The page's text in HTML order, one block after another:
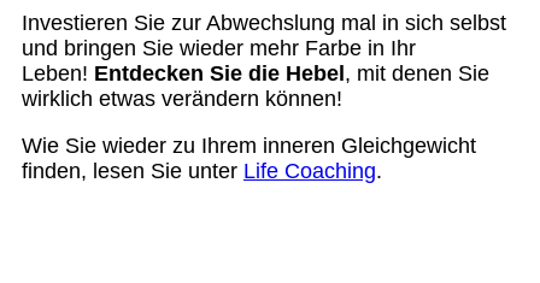
Investieren Sie zur Abwechslung mal in sich selbst
und bringen Sie wieder mehr Farbe in Ihr
Leben! Entdecken Sie die Hebel , mit denen Sie
wirklich etwas verändern können!
Wie Sie wieder zu Ihrem inneren Gleichgewicht
finden, lesen Sie unter Life Coaching.